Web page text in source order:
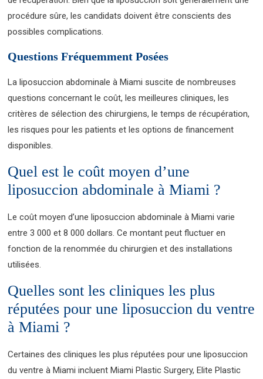
procédure sûre, les candidats doivent être conscients des
possibles complications.
Questions Fréquemment Posées
La liposuccion abdominale à Miami suscite de nombreuses
questions concernant le coût, les meilleures cliniques, les
critères de sélection des chirurgiens, le temps de récupération,
les risques pour les patients et les options de financement
disponibles.
Quel est le coût moyen d’une
liposuccion abdominale à Miami ?
Le coût moyen d’une liposuccion abdominale à Miami varie
entre 3 000 et 8 000 dollars. Ce montant peut fluctuer en
fonction de la renommée du chirurgien et des installations
utilisées.
Quelles sont les cliniques les plus
réputées pour une liposuccion du ventre
à Miami ?
Certaines des cliniques les plus réputées pour une liposuccion
du ventre à Miami incluent Miami Plastic Surgery, Elite Plastic